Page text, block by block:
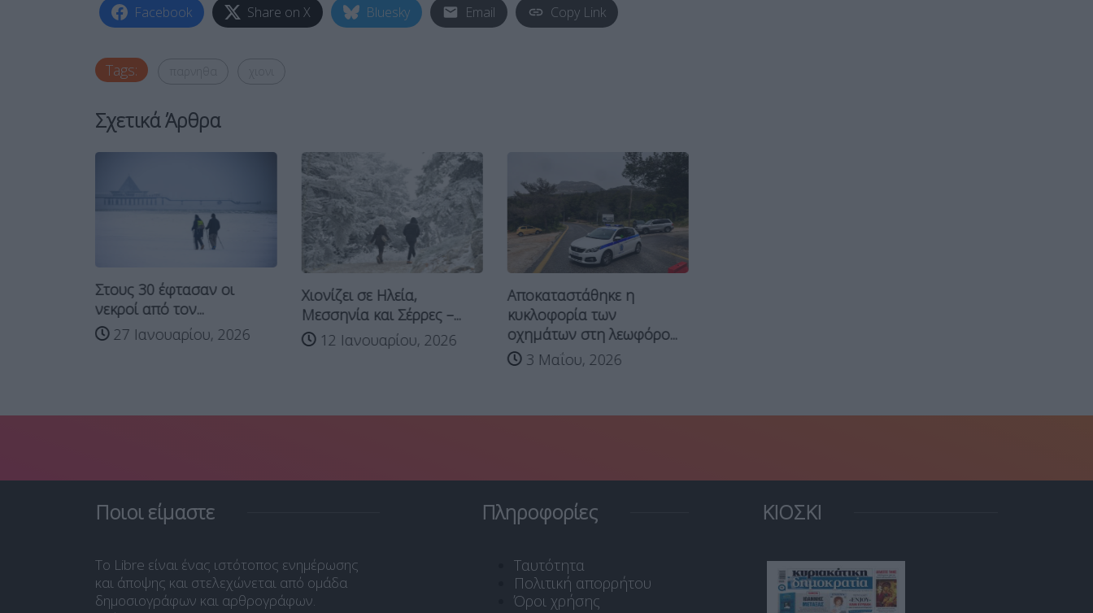
Facebook Share on X Bluesky Email Copy Link
Tags:
Σχετικά Άρθρα
Στους 30 έφτασαν οι
νεκροί από τον...
27 Ιανουαρίου, 2026
Χιονίζει σε Ηλεία,
Μεσσηνία και Σέρρες –...
12 Ιανουαρίου, 2026
Αποκαταστάθηκε η
κυκλοφορία των
οχημάτων στη λεωφόρο...
3 Μαΐου, 2026
Ποιοι είμαστε
Το Libre είναι ένας ιστότοπος ενημέρωσης
και άποψης και στελεχώνεται από ομάδα
δημοσιογράφων και αρθρογράφων.
Πληροφορίες
Ταυτότητα
Πολιτική απορρήτου
Όροι χρήσης
ΚΙΟΣΚΙ